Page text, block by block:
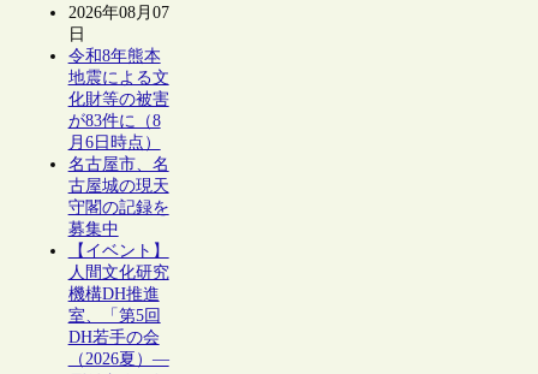
2026年08月07
日
令和8年熊本
地震による文
化財等の被害
が83件に（8
月6日時点）
名古屋市、名
古屋城の現天
守閣の記録を
募集中
【イベント】
人間文化研究
機構DH推進
室、「第5回
DH若手の会
（2026夏）―